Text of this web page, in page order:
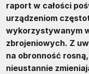
raport w całości
urządzeniom
wykorzystywanym
zbrojeniowych. Z
na obronność
nieustannie